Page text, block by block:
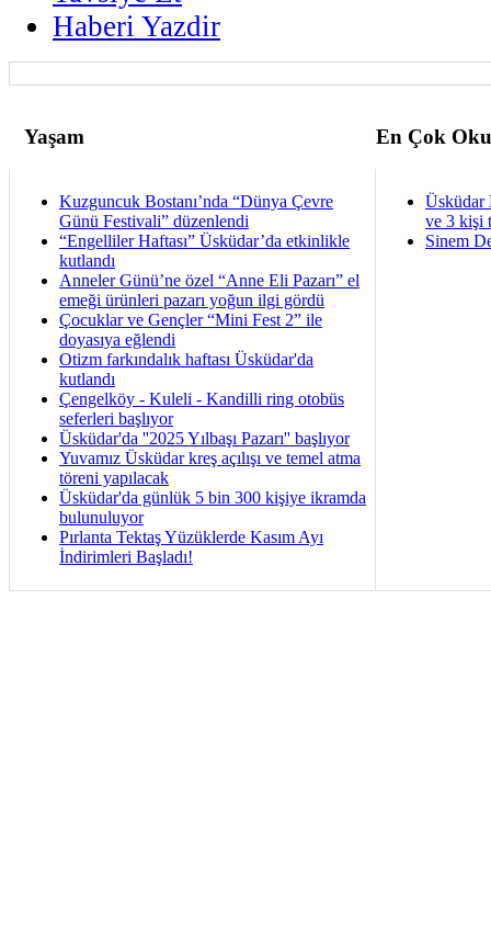
Haberi Yazdir
Yaşam En Çok
Kuzguncuk Bostanı’nda “Dünya Çevre
Günü Festivali” düzenlendi
“Engelliler Haftası” Üsküdar’da etkinlikle
kutlandı
Anneler Günü’ne özel “Anne Eli Pazarı” el
emeği ürünleri pazarı yoğun ilgi gördü
Çocuklar ve Gençler “Mini Fest 2” ile
doyasıya eğlendi
Otizm farkındalık haftası Üsküdar'da
kutlandı
Çengelköy - Kuleli - Kandilli ring otobüs
seferleri başlıyor
Üsküdar'da ''2025 Yılbaşı Pazarı'' başlıyor
Yuvamız Üsküdar kreş açılışı ve temel atma
töreni yapılacak
Üsküdar'da günlük 5 bin 300 kişiye ikramda
bulunuluyor
Pırlanta Tektaş Yüzüklerde Kasım Ayı
İndirimleri Başladı!
Üsküdar
ve 3 kişi
Sinem